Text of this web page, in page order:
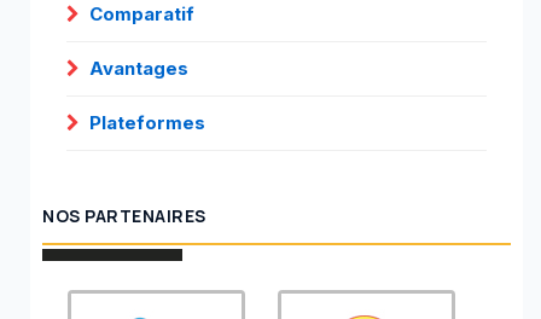
Comparatif
Avantages
Plateformes
NOS PARTENAIRES